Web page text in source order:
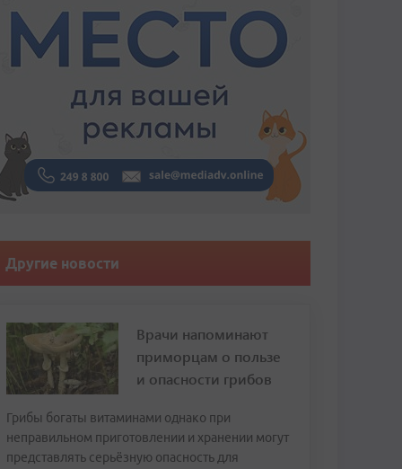
Другие новости
Врачи напоминают
приморцам о пользе
и опасности грибов
Грибы богаты витаминами однако при
неправильном приготовлении и хранении могут
представлять серьёзную опасность для